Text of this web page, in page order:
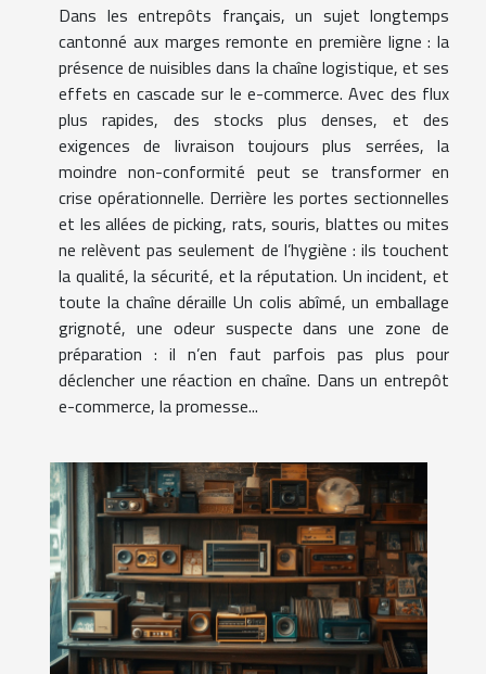
Dans les entrepôts français, un sujet longtemps
cantonné aux marges remonte en première ligne : la
présence de nuisibles dans la chaîne logistique, et ses
effets en cascade sur le e-commerce. Avec des flux
plus rapides, des stocks plus denses, et des
exigences de livraison toujours plus serrées, la
moindre non-conformité peut se transformer en
crise opérationnelle. Derrière les portes sectionnelles
et les allées de picking, rats, souris, blattes ou mites
ne relèvent pas seulement de l’hygiène : ils touchent
la qualité, la sécurité, et la réputation. Un incident, et
toute la chaîne déraille Un colis abîmé, un emballage
grignoté, une odeur suspecte dans une zone de
préparation : il n’en faut parfois pas plus pour
déclencher une réaction en chaîne. Dans un entrepôt
e-commerce, la promesse...